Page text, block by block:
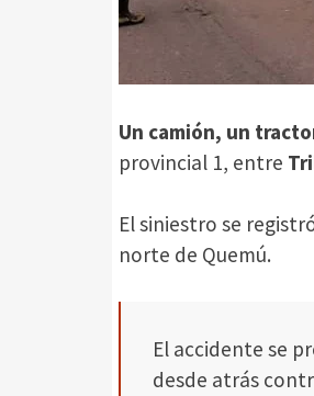
Un camión, un
provincial 1, entre
El siniestro se
norte de Quemú.
El accidente se
desde atrás